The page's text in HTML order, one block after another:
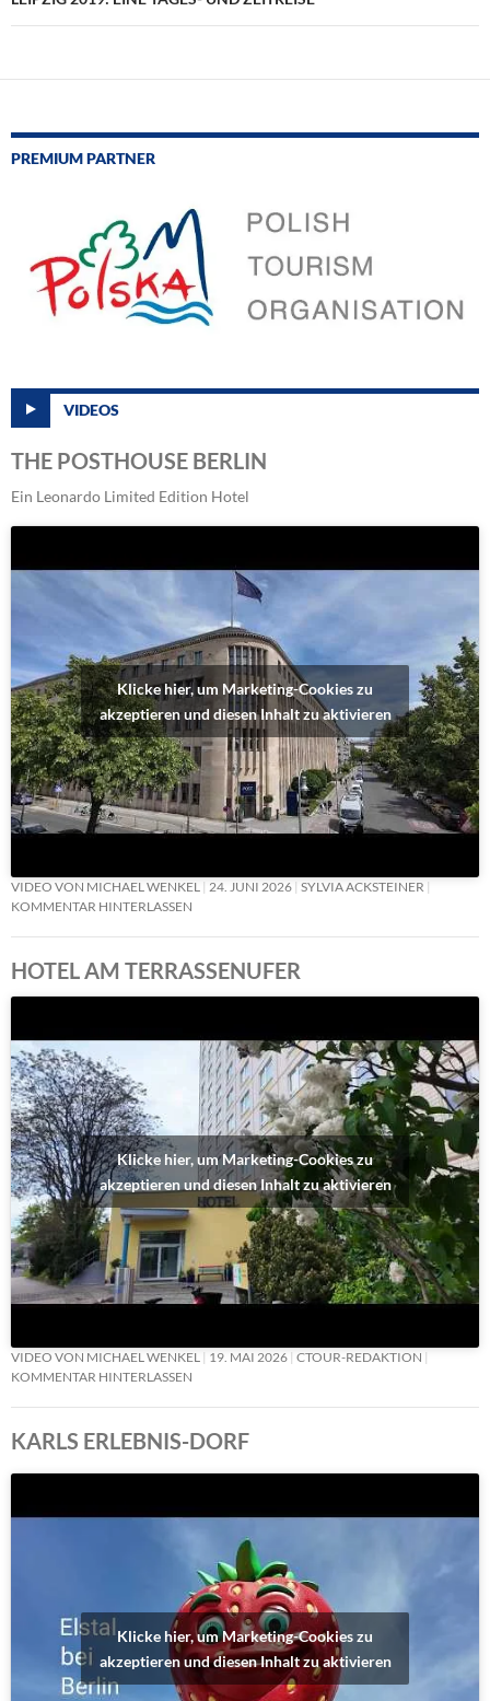
PREMIUM PARTNER
VIDEOS
THE POSTHOUSE BERLIN
Ein Leonardo Limited Edition Hotel
Klicke hier, um Marketing-Cookies zu
akzeptieren und diesen Inhalt zu aktivieren
VIDEO VON MICHAEL WENKEL 24. JUNI 2026 SYLVIA ACKSTEINER
KOMMENTAR HINTERLASSEN
HOTEL AM TERRASSENUFER
Klicke hier, um Marketing-Cookies zu
akzeptieren und diesen Inhalt zu aktivieren
VIDEO VON MICHAEL WENKEL 19. MAI 2026 CTOUR-REDAKTION
KOMMENTAR HINTERLASSEN
KARLS ERLEBNIS-DORF
Klicke hier, um Marketing-Cookies zu
akzeptieren und diesen Inhalt zu aktivieren